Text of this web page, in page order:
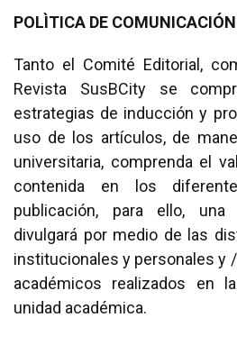
POLÌTICA DE COMUNICACIÓN
Tanto el Comité Editorial,
Revista SusBCity se
estrategias de inducción y
uso de los artículos, de
universitaria, comprenda el
contenida en los
publicación, para ello,
divulgará por medio de las
institucionales y personales y
académicos realizados en
unidad académica.